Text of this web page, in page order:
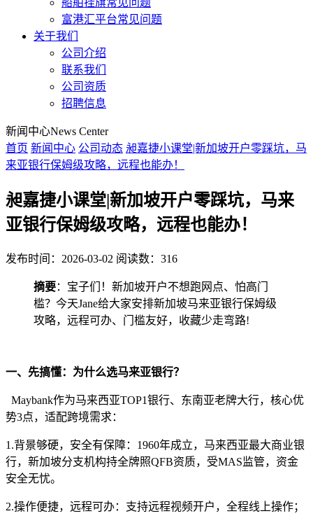
船舶挂旗常见问题
富港汇平台常见问题
关于我们
公司介绍
联系我们
公司资质
招聘信息
新闻中心News Center
首页 新闻中心 公司动态 昶嘉捷小课堂|新加坡开户零踩坑，马
来亚银行保姆级攻略，远程也能办！
昶嘉捷小课堂|新加坡开户零踩坑，马来
亚银行保姆级攻略，远程也能办！
发布时间：2026-03-02 阅读数：316
摘要：宝子们！新加坡开户不想跑网点、怕高门
槛？今天Jane给大家安排新加坡马来亚银行保姆级
攻略，远程可办、门槛友好，收藏少走弯路!
一、先搞懂：为什么选马来亚银行？
Maybank作为马来西亚TOP1银行、东南亚老牌大行，核心优
势3点，适配跨境需求：
1.背景够硬，安全有保障：1960年成立，马来西亚最大商业银
行，新加坡分支机构持全牌照QFB资质，受MAS监管，资金
安全无忧。
2.操作便捷，远程可办：支持远程视频开户，全程线上操作；